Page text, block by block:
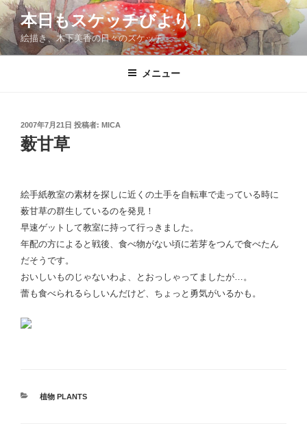
コ
ン
テ
ン
本日もスケッチびより！
絵描き、木下美香の日々のスケッチ
メニュー
投
稿
日:
2007年7月21日 投稿者: MICA
薮甘草
絵手紙教室の素材を探しに近くの土手を自転車で走っている時に
薮甘草の群生しているのを発見！
早速ゲットして教室に持って行っきました。
年配の方によると戦後、食べ物がない頃に若芽をつんで食べたん
だそうです。
おいしいものじゃないわよ、とおっしゃってましたが…。
蕾も食べられるらしいんだけど、ちょっと勇気がいるかも。
カ
植物 PLANTS